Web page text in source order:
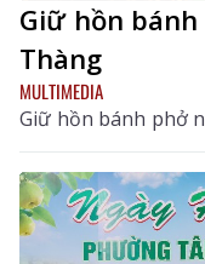
Giữ hồn
Thàng
MULTIMEDIA
Giữ hồn bánh phở